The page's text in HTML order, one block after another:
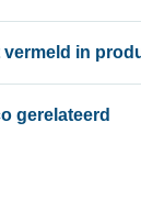
vermeld in
gerelateerd